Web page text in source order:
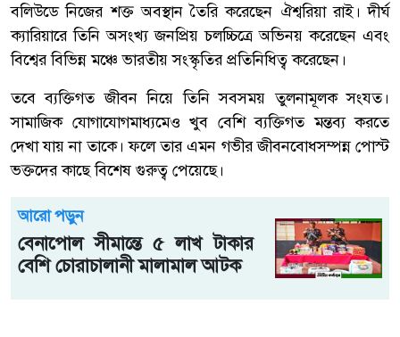
বলিউডে নিজের শক্ত অবস্থান তৈরি করেছেন ঐশ্বরিয়া রাই। দীর্ঘ
ক্যারিয়ারে তিনি অসংখ্য জনপ্রিয় চলচ্চিত্রে অভিনয় করেছেন এবং
বিশ্বের বিভিন্ন মঞ্চে ভারতীয় সংস্কৃতির প্রতিনিধিত্ব করেছেন।
তবে ব্যক্তিগত জীবন নিয়ে তিনি সবসময় তুলনামূলক সংযত।
সামাজিক যোগাযোগমাধ্যমেও খুব বেশি ব্যক্তিগত মন্তব্য করতে
দেখা যায় না তাকে। ফলে তার এমন গভীর জীবনবোধসম্পন্ন পোস্ট
ভক্তদের কাছে বিশেষ গুরুত্ব পেয়েছে।
আরো পড়ুন
বেনাপোল সীমান্তে ৫ লাখ টাকার
বেশি চোরাচালানী মালামাল আটক